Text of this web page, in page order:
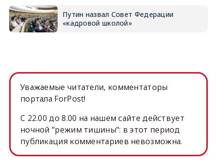
Путин назвал Совет Федерации
«кадровой школой»
Уважаемые читатели, комментаторы
портала ForPost!
C 22.00 до 8.00 на нашем сайте действует
ночной "режим тишины": в этот период
публикация комментариев невозможна.